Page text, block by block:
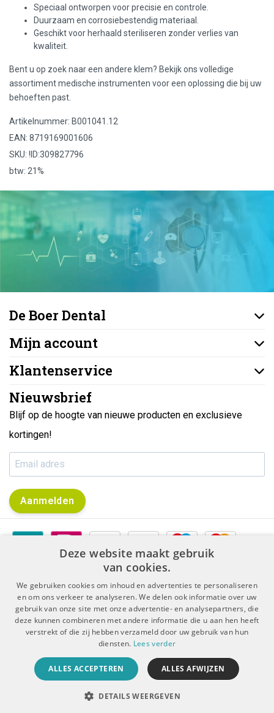
Speciaal ontworpen voor precisie en controle.
Duurzaam en corrosiebestendig materiaal.
Geschikt voor herhaald steriliseren zonder verlies van
kwaliteit.
Bent u op zoek naar een andere klem? Bekijk ons volledige
assortiment medische instrumenten voor een oplossing die bij uw
behoeften past.
Artikelnummer: B001041.12
EAN: 8719169001606
SKU: !ID:309827796
btw: 21%
De Boer Dental
Mijn account
Klantenservice
Nieuwsbrief
Blijf op de hoogte van nieuwe producten en exclusieve
kortingen!
Aanmelden
Algemene voorwaarden | Disclaimer & Privacy Protocol |
Sitemap | RSS Feed
© Copyright 2026 - De Boer Dental | Realisatie
Beoordeling opKiyOhvoor De Boer Dental: 9.4/10 (5909 beoordelingen)
Deze website maakt gebruik
van cookies.
We gebruiken cookies om inhoud en advertenties te personaliseren
en om ons verkeer te analyseren. We delen ook informatie over uw
gebruik van onze site met onze advertentie- en analysepartners, die
deze kunnen combineren met andere informatie die u aan hen heeft
verstrekt of die zij hebben verzameld door uw gebruik van hun
diensten. Lees verder
ALLES ACCEPTEREN ALLES AFWIJZEN
DETAILS WEERGEVEN